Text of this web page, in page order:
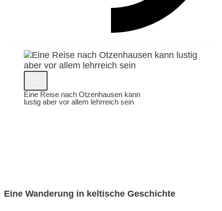
Eine Reise nach Otzenhausen kann
lustig aber vor allem lehrreich sein
Eine Wanderung in keltische Geschichte